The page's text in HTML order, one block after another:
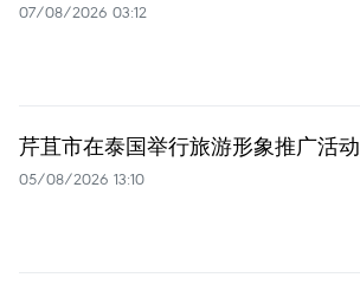
07/08/2026 03:12
芹苴市在泰国举行旅游形象推广活动
05/08/2026 13:10